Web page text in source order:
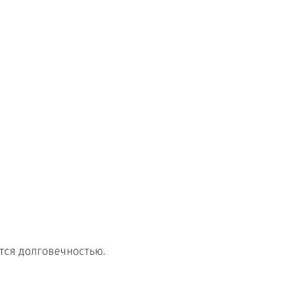
долговечностью.